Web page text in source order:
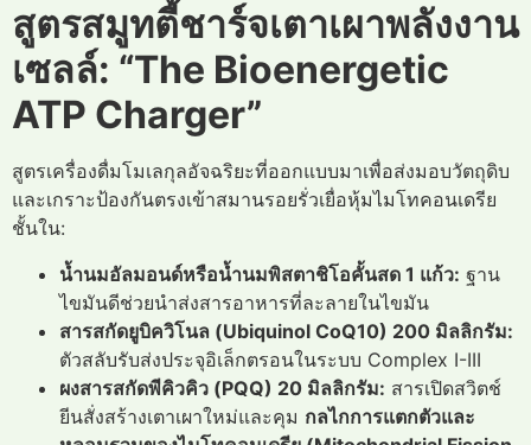
สูตรสมูทตี้ชาร์จเตาเผาพลังงาน
เซลล์: “The Bioenergetic
ATP Charger”
สูตรเครื่องดื่มโมเลกุลอัจฉริยะที่ออกแบบมาเพื่อส่งมอบวัตถุดิบ
และเกราะป้องกันตรงเข้าสมานรอยรั่วเยื่อหุ้มไมโทคอนเดรีย
ชั้นใน:
น้ำนมอัลมอนด์หรือน้ำนมพิสตาชิโอคั้นสด 1 แก้ว: ฐาน
ไขมันดีช่วยนำส่งสารอาหารที่ละลายในไขมัน
สารสกัดยูบิควิโนล (Ubiquinol CoQ10) 200 มิลลิกรัม:
ตัวสลับรับส่งประจุอิเล็กตรอนในระบบ Complex I-III
ผงสารสกัดพีคิวคิว (PQQ) 20 มิลลิกรัม: สารเปิดสวิตช์
ยีนสั่งสร้างเตาเผาใหม่และคุม กลไกการแตกตัวและ